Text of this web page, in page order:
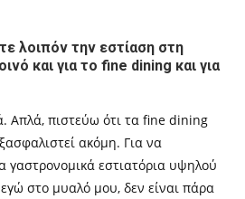
λοιπόν την εστίαση στη
και για το fine dining και για
Απλά, πιστεύω ότι τα fine dining
ακόμη. Για να
γαστρονομικά εστιατόρια υψηλού
στο μυαλό μου, δεν είναι πάρα